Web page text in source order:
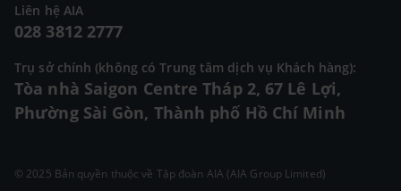
Liên hệ AIA
028 3812 2777
Trụ sở chính (không có Trung tâm dịch vụ Khách hàng):
Tòa nhà Saigon Centre Tháp 2, 67 Lê Lợi,
Phường Sài Gòn, Thành phố Hồ Chí Minh
© 2025 Bản quyền thuộc về Tập đoàn AIA (AIA Group Limited)